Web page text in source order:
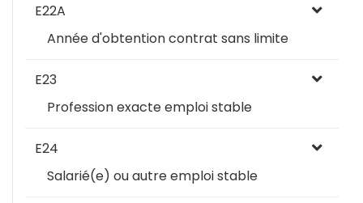
E22A
Année d'obtention contrat sans limite
E23
Profession exacte emploi stable
E24
Salarié(e) ou autre emploi stable